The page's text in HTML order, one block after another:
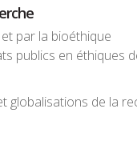
par la bioéthique
publics en éthiques
globalisations de la